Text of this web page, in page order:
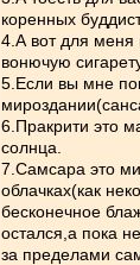
коренных
4.А вот для меня
вонючую
5.Если вы мне
6.Пракрити это
солнца.
7.Самсара это
облачках(как
бесконечное
остался,а пока
за пределами